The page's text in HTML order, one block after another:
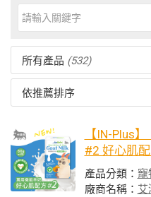
所有產品 (532)
依推薦排序
【IN-Plus
#2 好心肌
產品分類： 寵
廠商名稱： 艾